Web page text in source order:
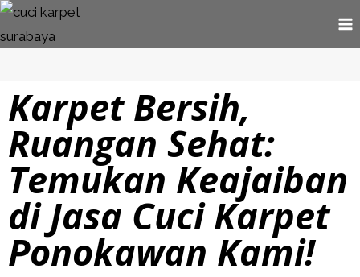
Karpet Bersih,
Ruangan Sehat:
Temukan Keajaiban
di Jasa Cuci Karpet
Ponokawan Kami!